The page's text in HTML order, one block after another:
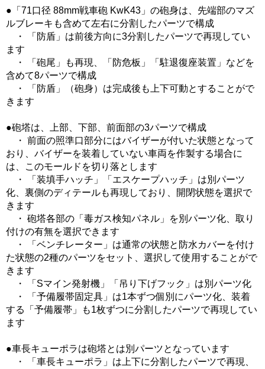
●「71口径 88mm戦車砲 KwK43」の砲身は、先端部のマズ
ルブレーキも含めて左右に分割したパーツで構成
・ 「防盾」は前後方向に3分割したパーツで再現してい
ます
・ 「砲尾」も再現、「防危板」「駐退復座装置」などを
含めて8パーツで構成
・ 「防盾」（砲身）は完成後も上下可動とすることがで
きます
●砲塔は、上部、下部、前面部の3パーツで構成
・ 前面の照準口部分にはバイザーが付いた状態となって
おり、バイザーを装着していない車両を作製する場合に
は、このモールドを切り落とします
・ 「装填手ハッチ」「エスケープハッチ」は別パーツ
化、裏側のディテールも再現しており、開閉状態を選択で
きます
・ 砲塔各部の「毒ガス検知パネル」を別パーツ化、取り
付けの有無を選択できます
・ 「ベンチレーター」は通常の状態と防水カバーを付け
た状態の2種のパーツをセット、選択して使用することがで
きます
・ 「Sマイン発射機」「吊り下げフック」は別パーツ化
・ 「予備履帯固定具」は1本ずつ個別にパーツ化、装着
する「予備履帯」も1枚ずつに分割したパーツで再現してい
ます
●車長キューポラは砲塔とは別パーツとなっています
・ 「車長キューポラ」は上下に分割したパーツで再現、